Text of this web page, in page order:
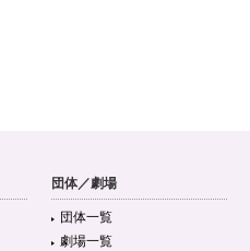
団体／劇場
団体一覧
劇場一覧